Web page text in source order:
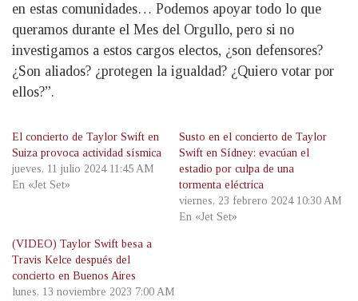
en estas comunidades… Podemos apoyar todo lo que
queramos durante el Mes del Orgullo, pero si no
investigamos a estos cargos electos, ¿son defensores?
¿Son aliados? ¿protegen la igualdad? ¿Quiero votar por
ellos?”.
El concierto de Taylor Swift en
Suiza provoca actividad sísmica
jueves, 11 julio 2024 11:45 AM
En «Jet Set»
Susto en el concierto de Taylor
Swift en Sídney: evacúan el
estadio por culpa de una
tormenta eléctrica
viernes, 23 febrero 2024 10:30 AM
En «Jet Set»
(VIDEO) Taylor Swift besa a
Travis Kelce después del
concierto en Buenos Aires
lunes, 13 noviembre 2023 7:00 AM